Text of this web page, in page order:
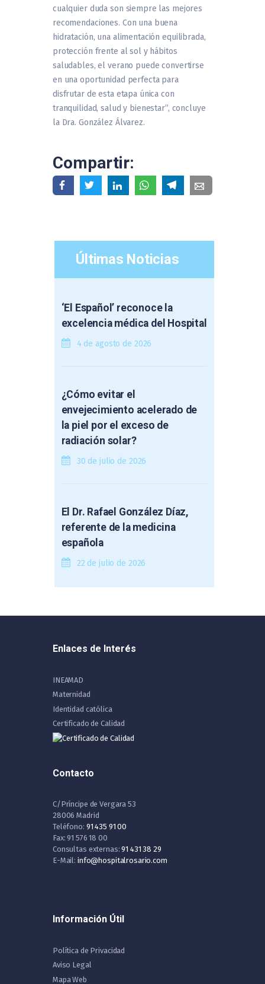
cualquier duda son siempre las mejores
recomendaciones. Con una buena
hidratación, una alimentación equilibrada,
protección frente al sol y hábitos
saludables, el verano puede convertirse
en una oportunidad perfecta para
disfrutar de esta etapa única con
tranquilidad, salud y bienestar”, concluye
la Dra. González Álvarez.
Compartir:
Últimas Noticias
‘El Español’ reconoce la
excelencia médica del Hospital
4 de agosto de 2026
¿Cómo evitar el
envejecimiento acelerado de
la piel por el exceso de
radiación solar?
30 de julio de 2026
El Dr. Rafael González Díaz,
referente de la medicina
española
22 de julio de 2026
Enlaces de Interés
INEAMAD
Maternidad
Identidad católica
Certificado de Calidad
Contacto
C/Príncipe de Vergara 53
28006 Madrid
Teléfono: 91 435 91 00
Fax: 91 576 18 00
Consultas externas:91 431 38 29
E-Mail: info@hospitalrosario.com
Información Útil
Política de Privacidad
Aviso Legal
Mapa Web